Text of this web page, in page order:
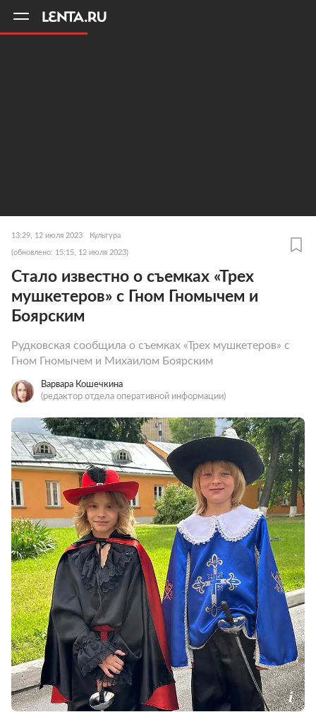
13:29, 12 июля 2023 Культура
(обновлено: 15:15, 12 июля 2023)
Стало известно о съемках «Трех
мушкетеров» с Гном Гномычем и
Боярским
Рудковская сообщила о съемках «Трех мушкетеров» с
Гном Гномычем и Михаилом Боярским
Варвара Кошечкина
(редактор отдела оперативной информации)